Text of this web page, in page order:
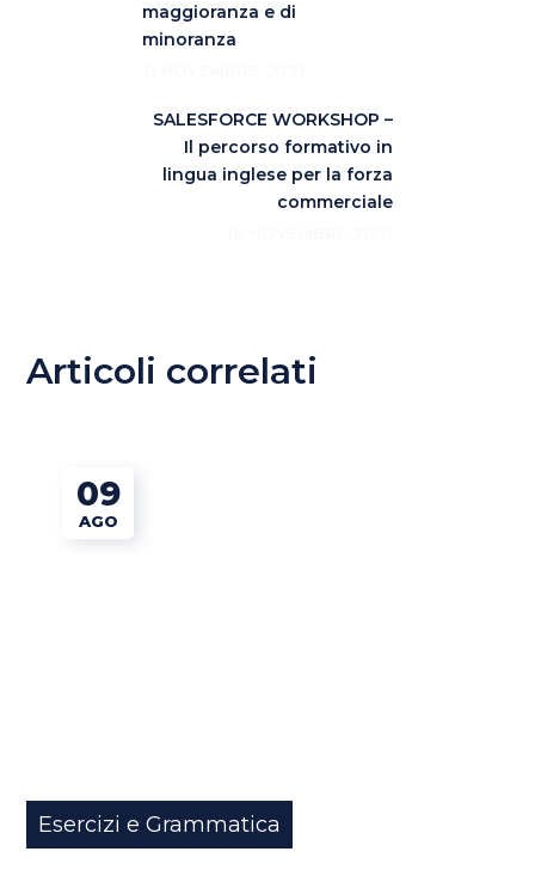
maggioranza e di
minoranza
SALESFORCE WORKSHOP –
Il percorso formativo in
lingua inglese per la forza
commerciale
Articoli correlati
09
AGO
Esercizi e Grammatica